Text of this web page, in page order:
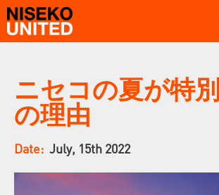
ニセコの夏が特
の理由
Date: July, 15th 2022